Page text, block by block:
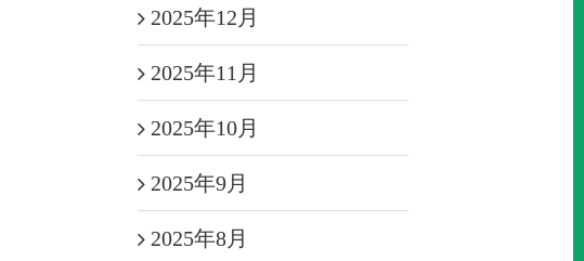
2025年12月
2025年11月
2025年10月
2025年9月
2025年8月